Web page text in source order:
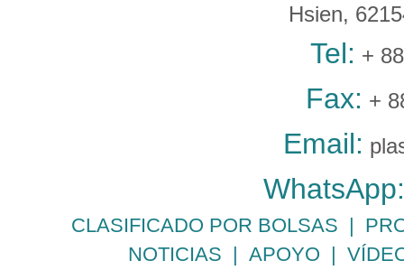
Hsien,
Tel: +
Fax: +
Email:
WhatsApp:
CLASIFICADO POR BOLSAS |
NOTICIAS | APOYO |